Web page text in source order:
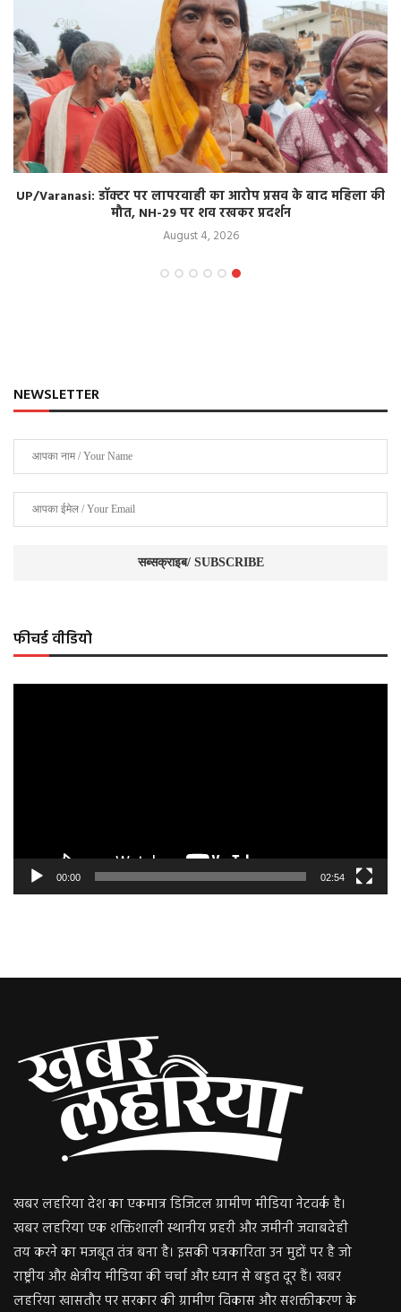
UP/Varanasi: डॉक्टर पर लापरवाही का आरोप प्रसव के बाद महिला की
मौत, NH-29 पर शव रखकर प्रदर्शन
August 4, 2026
NEWSLETTER
फीचर्ड वीडियो
00:00 02:54
खबर लहरिया देश का एकमात्र डिजिटल ग्रामीण मीडिया नेटवर्क है।
खबर लहरिया एक शक्तिशाली स्थानीय प्रहरी और जमीनी जवाबदेही
तय करने का मजबूत तंत्र बना है। इसकी पत्रकारिता उन मुद्दों पर है जो
राष्ट्रीय और क्षेत्रीय मीडिया की चर्चा और ध्यान से बहुत दूर हैं। खबर
लहरिया खासतौर पर सरकार की ग्रामीण विकास और सशक्तीकरण के